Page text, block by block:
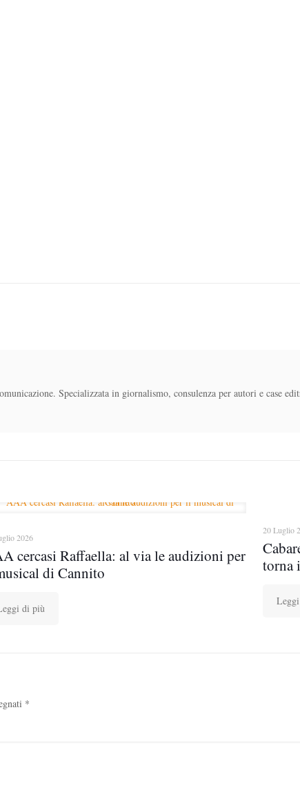
Specializzata in giornalismo, consulenza per autori e case
2026
cercasi Raffaella: al via le audizioni per
di Cannito
di più
20 Luglio
torna
*